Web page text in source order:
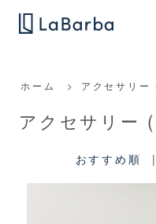
ホーム > アクセサリー
アクセサリー
おすすめ順